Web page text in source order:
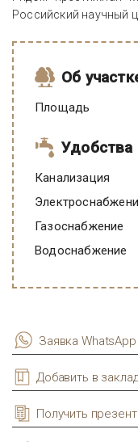
Российский научный
Об
Площадь
Удобства
Канализация
Газоснабжение
Водоснабжение
Заявка WhatsApp
Добавить в
Получить